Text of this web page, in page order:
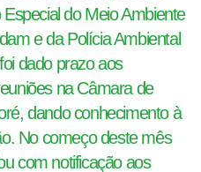
do Meio Ambiente
e da Polícia Ambiental
dado prazo aos
na Câmara de
dando conhecimento à
No começo deste mês
com notificação aos